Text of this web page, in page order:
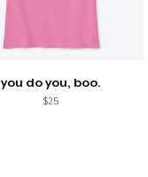
you do you, boo.
$25